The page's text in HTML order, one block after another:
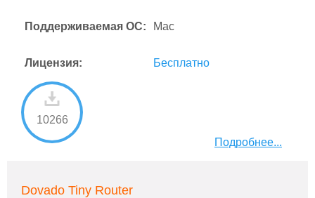
Поддерживаемая ОС: Mac
Лицензия: Бесплатно
10266
Подробнее...
Dovado Tiny Router